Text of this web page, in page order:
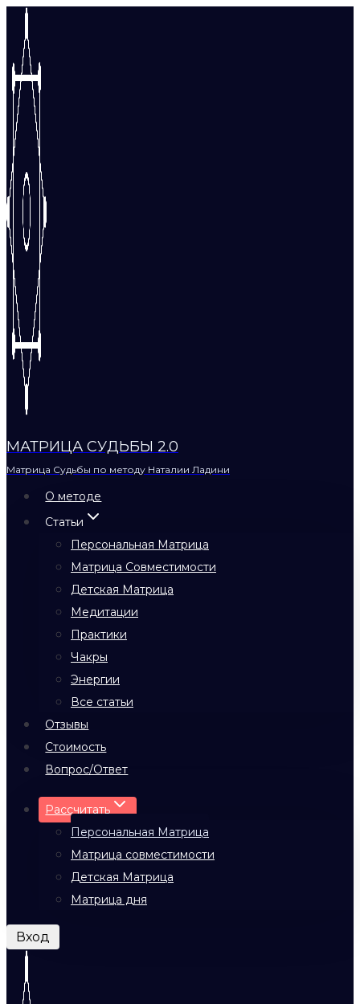
Перейти
содержимому
МАТРИЦА СУДЬБЫ 2.0
Матрица Судьбы по методу Наталии Ладини
О методе
Статьи
Персональная Матрица
Матрица Совместимости
Детская Матрица
Медитации
Практики
Чакры
Энергии
Все статьи
Отзывы
Стоимость
Вопрос/Ответ
Рассчитать
Персональная Матрица
Матрица совместимости
Детская Матрица
Матрица дня
Вход